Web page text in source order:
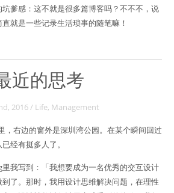
爹感：这不就是很多篇博客吗？不不不，说
就是一些记录生活琐事的随笔嘛！
近的思考
, 2016/ Life, Management
，右边的窗外是深圳湾公园。在某个瞬间回过
经有挺多人了。
我写到：「我想要成为一名优秀的交互设计
了。那时，我用设计思维解决问题，在理性